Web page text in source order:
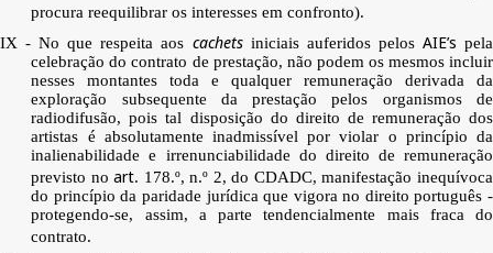
procura reequilibrar os interesses em confronto).
IX - No que respeita aos cachetsiniciais auferidos pelos AIE’s pela
celebração do contrato de prestação, não podem os mesmos incluir
nesses montantes toda e qualquer remuneração derivada da
exploração subsequente da prestação pelos organismos de
radiodifusão, pois tal disposição do direito de remuneração dos
artistas é absolutamente inadmissível por violar o princípio da
inalienabilidade e irrenunciabilidade do direito de remuneração
previsto noart. 178.º, n.º 2, do CDADC, manifestação inequívoca
do princípio da paridade jurídica que vigora no direito português -
protegendo-se, assim, a parte tendencialmente mais fraca do
contrato.